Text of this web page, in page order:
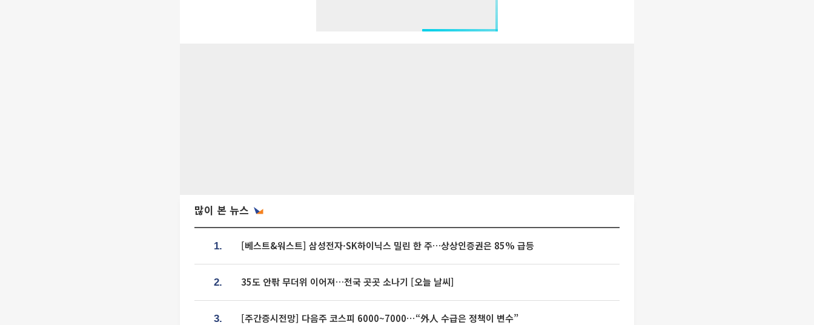
많이 본 뉴스
1. [베스트&워스트] 삼성전자·SK하이닉스 밀린 한 주…상상인증권은 85% 급등
2. 35도 안팎 무더위 이어져…전국 곳곳 소나기 [오늘 날씨]
3. [주간증시전망] 다음주 코스피 6000~7000⋯“外人 수급은 정책이 변수”